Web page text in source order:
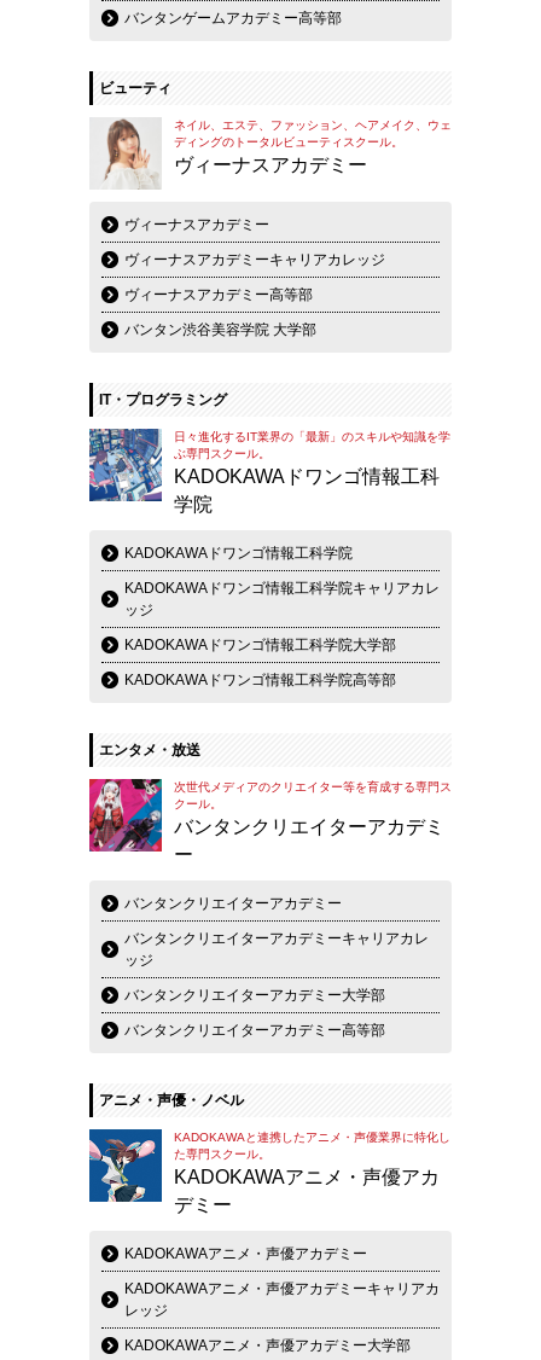
バンタンゲームアカデミー高等部
ビューティ
ネイル、エステ、ファッション、ヘアメイク、ウェ
ディングのトータルビューティスクール。
ヴィーナスアカデミー
ヴィーナスアカデミー
ヴィーナスアカデミーキャリアカレッジ
ヴィーナスアカデミー高等部
バンタン渋谷美容学院 大学部
IT・プログラミング
日々進化するIT業界の「最新」のスキルや知識を学
ぶ専門スクール。
KADOKAWAドワンゴ情報工科
学院
KADOKAWAドワンゴ情報工科学院
KADOKAWAドワンゴ情報工科学院キャリアカレ
ッジ
KADOKAWAドワンゴ情報工科学院大学部
KADOKAWAドワンゴ情報工科学院高等部
エンタメ・放送
次世代メディアのクリエイター等を育成する専門ス
クール。
バンタンクリエイターアカデミ
ー
バンタンクリエイターアカデミー
バンタンクリエイターアカデミーキャリアカレ
ッジ
バンタンクリエイターアカデミー大学部
バンタンクリエイターアカデミー高等部
アニメ・声優・ノベル
KADOKAWAと連携したアニメ・声優業界に特化し
た専門スクール。
KADOKAWAアニメ・声優アカ
デミー
KADOKAWAアニメ・声優アカデミー
KADOKAWAアニメ・声優アカデミーキャリアカ
レッジ
KADOKAWAアニメ・声優アカデミー大学部